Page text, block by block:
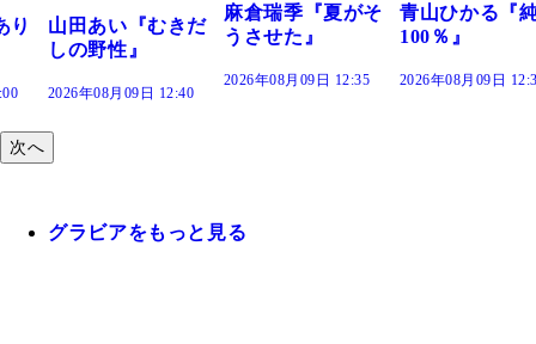
だ
麻倉瑞季『夏がそ
うさせた』
青山ひかる『純度
100％』
2026年08月09日 12:30
次へ
グラビアをもっと見る